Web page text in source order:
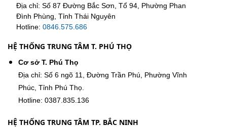
Địa chỉ: Số 87 Đường Bắc Sơn, Tổ 94, Phường Phan
Đình Phùng, Tỉnh Thái Nguyên
Hotline: 0846.575.686
HỆ THỐNG TRUNG TÂM T. PHÚ THỌ
Cơ sở T. Phú Thọ
Địa chỉ: Số 6 ngõ 11, Đường Trần Phú, Phường Vĩnh
Phúc, Tỉnh Phú Thọ.
Hotline: 0387.835.136
HỆ THỐNG TRUNG TÂM TP. BẮC NINH